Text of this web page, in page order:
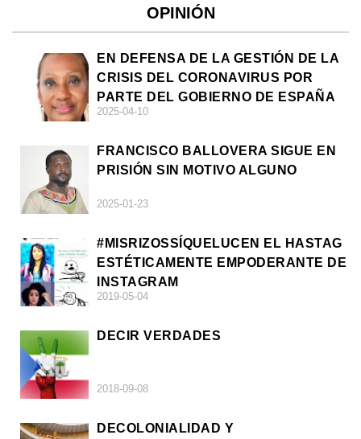
OPINIÓN
EN DEFENSA DE LA GESTIÓN DE LA
CRISIS DEL CORONAVIRUS POR
PARTE DEL GOBIERNO DE ESPAÑA
2025-04-10
FRANCISCO BALLOVERA SIGUE EN
PRISIÓN SIN MOTIVO ALGUNO
2025-01-23
#MISRIZOSSÍQUELUCEN EL HASTAG
ESTÉTICAMENTE EMPODERANTE DE
INSTAGRAM
2019-05-04
DECIR VERDADES
2018-09-08
DECOLONIALIDAD Y